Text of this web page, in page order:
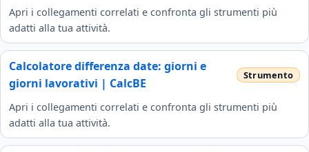
Apri i collegamenti correlati e confronta gli strumenti più
adatti alla tua attività.
Calcolatore differenza date: giorni e
giorni lavorativi | CalcBE
Apri i collegamenti correlati e confronta gli strumenti più
adatti alla tua attività.